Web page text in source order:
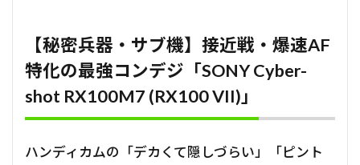
【秘密兵器・サブ機】接近戦・爆速AF
特化の最強コンデジ「SONY Cyber-
shot RX100M7 (RX100 VII)」
ハンディカムの「デカくて隠しづらい」「ピント